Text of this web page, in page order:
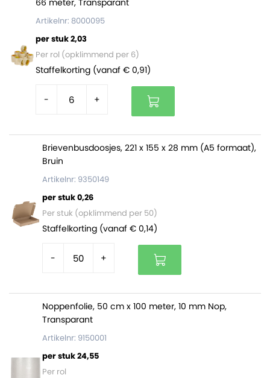
pallet zitten 250 dozen (10 bundels).
Dozen op maat of met bedrukking
Zijn deze verzenddozen van 500 x 500 x 500 mm niet
waar je naar op zoek bent? Of wil je je verzenddozen
laten bedrukken? Vraag dan een offerte aan via onze
dozen op maat
pagina of neem contact met ons op!
Artikelnr: 8000095
per stuk 2,03
Per rol (opklimmend per 6)
Staffelkorting (vanaf € 0,91)
- +
Brievenbusdoosjes, 221 x 155 x 28 mm (A5 formaat),
Bruin
Artikelnr: 9350149
per stuk 0,26
Per stuk (opklimmend per 50)
Staffelkorting (vanaf € 0,14)
- +
Noppenfolie, 50 cm x 100 meter, 10 mm Nop,
Transparant
Artikelnr: 9150001
per stuk 24,55
Per rol